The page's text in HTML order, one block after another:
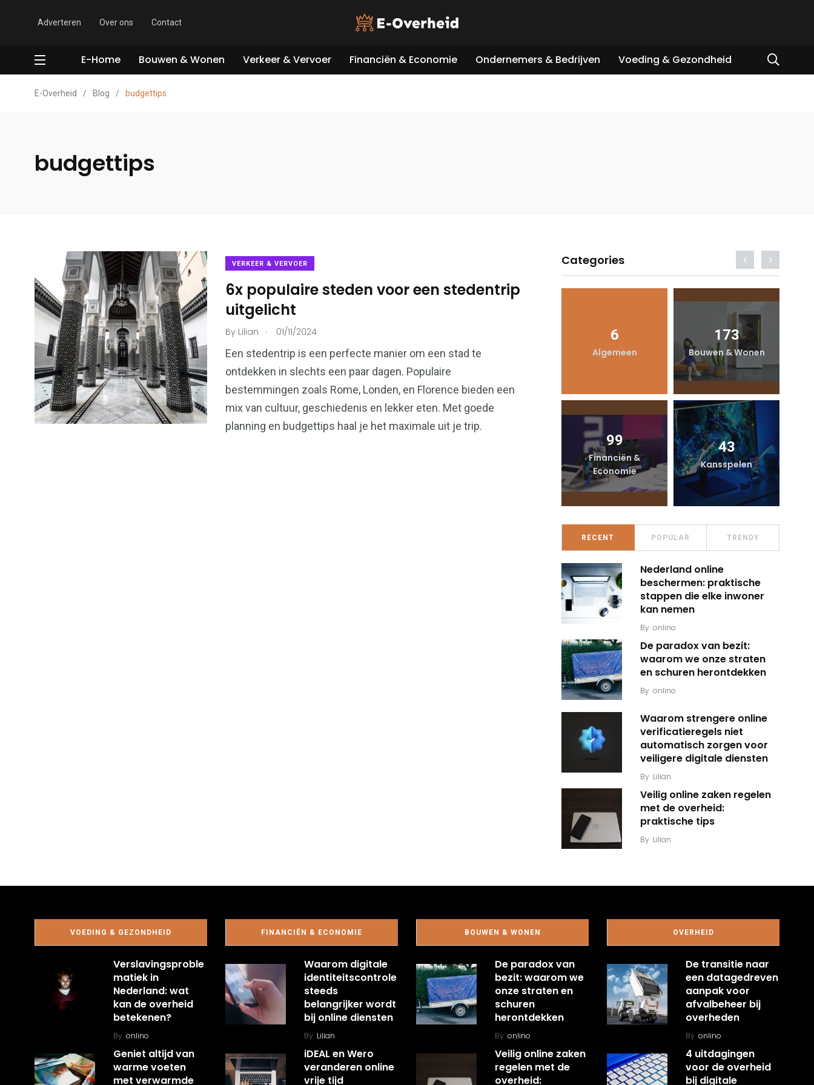
Adverteren Over ons Contact
E-Home Bouwen & Wonen Verkeer & Vervoer Financiën & Economie Ondernemers & Bedrijven Voeding & Gezondheid
E-Overheid / Blog / budgettips
budgettips
VERKEER & VERVOER
6x populaire steden voor een stedentrip
uitgelicht
By Lilian . 01/11/2024
Een stedentrip is een perfecte manier om een stad te
ontdekken in slechts een paar dagen. Populaire
bestemmingen zoals Rome, Londen, en Florence bieden een
mix van cultuur, geschiedenis en lekker eten. Met goede
planning en budgettips haal je het maximale uit je trip.
Categories
6
Algemeen
173
Bouwen & Wonen
Bedrijven
Overheid
6
Algemeen
173
Bouwen & Wonen
99
Financiën &
Economie
43
Kansspelen
RECENT POPULAR TRENDY
Nederland online
beschermen: praktische
stappen die elke inwoner
kan nemen
By onlino
De paradox van bezit:
waarom we onze straten
en schuren herontdekken
By onlino
Waarom strengere online
verificatieregels niet
automatisch zorgen voor
veiligere digitale diensten
By Lilian
Veilig online zaken regelen
met de overheid:
praktische tips
By Lilian
VOEDING & GEZONDHEID
Verslavingsproble
matiek in
Nederland: wat
kan de overheid
betekenen?
By onlino
Geniet altijd van
warme voeten
met verwarmde
FINANCIËN & ECONOMIE
Waarom digitale
identiteitscontrole
steeds
belangrijker wordt
bij online diensten
By Lilian
iDEAL en Wero
veranderen online
vrije tijd
BOUWEN & WONEN
De paradox van
bezit: waarom we
onze straten en
schuren
herontdekken
By onlino
Veilig online zaken
regelen met de
overheid:
OVERHEID
De transitie naar
een datagedreven
aanpak voor
afvalbeheer bij
overheden
By onlino
4 uitdagingen
voor de overheid
bij digitale